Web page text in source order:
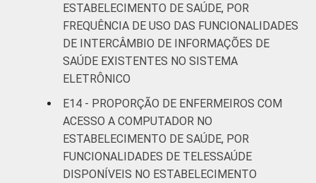
ESTABELECIMENTO DE SAÚDE, POR
FREQUÊNCIA DE USO DAS FUNCIONALIDADES
DE INTERCÂMBIO DE INFORMAÇÕES DE
SAÚDE EXISTENTES NO SISTEMA
ELETRÔNICO
E14 - PROPORÇÃO DE ENFERMEIROS COM
ACESSO A COMPUTADOR NO
ESTABELECIMENTO DE SAÚDE, POR
FUNCIONALIDADES DE TELESSAÚDE
DISPONÍVEIS NO ESTABELECIMENTO